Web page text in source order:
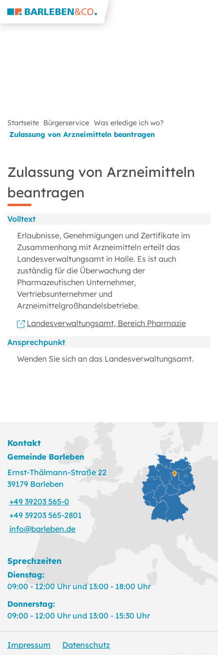
Startseite Bürgerservice Was erledige ich wo?
Zulassung von Arzneimitteln beantragen
Zulassung von Arzneimitteln
beantragen
Volltext
Erlaubnisse, Genehmigungen und Zertifikate im
Zusammenhang mit Arzneimitteln erteilt das
Landesverwaltungsamt in Halle. Es ist auch
zuständig für die Überwachung der
Pharmazeutischen Unternehmer,
Vertriebsunternehmer und
Arzneimittelgroßhandelsbetriebe.
Landesverwaltungsamt, Bereich Pharmazie
Ansprechpunkt
Wenden Sie sich an das Landesverwaltungsamt.
Kontakt
Gemeinde Barleben
Ernst-Thälmann-Straße 22
39179 Barleben
+49 39203 565-0
+49 39203 565-2801
info@barleben.de
Sprechzeiten
Dienstag:
09:00 - 12:00 Uhr und 13:00 - 18:00 Uhr
Donnerstag:
09:00 - 12:00 Uhr und 13:00 - 15:30 Uhr
Impressum Datenschutz